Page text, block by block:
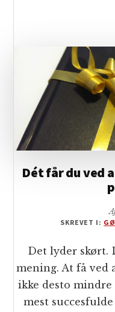
Dét får du ved
SKREVET I:
Det lyder skørt.
mening. At få ved
ikke desto
mest